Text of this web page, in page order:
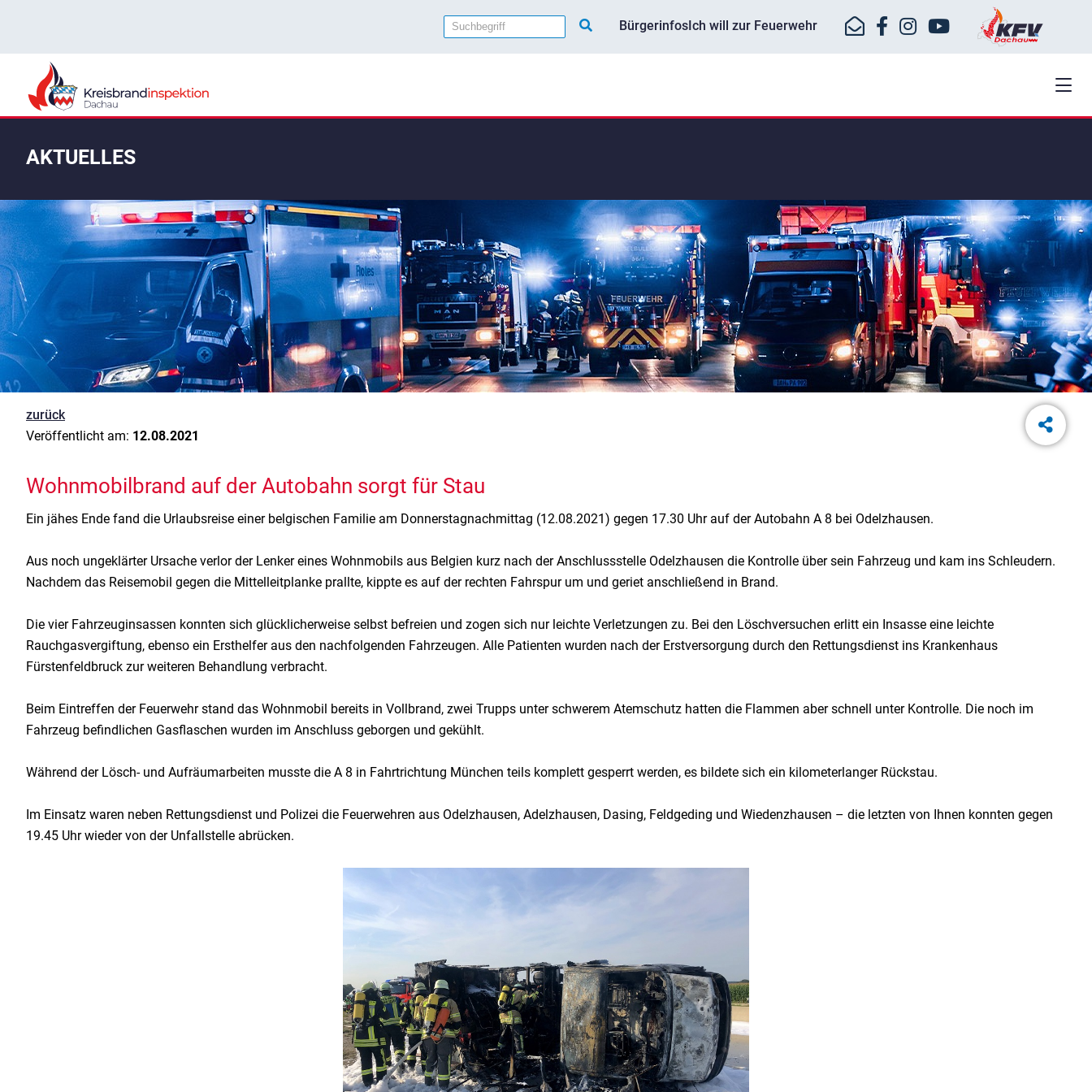
BürgerinfosIch will zur Feuerwehr
AKTUELLES
zurück
Veröffentlicht am: 12.08.2021
Wohnmobilbrand auf der Autobahn sorgt für Stau
Ein jähes Ende fand die Urlaubsreise einer belgischen Familie am Donnerstagnachmittag (12.08.2021) gegen 17.30 Uhr auf der Autobahn A 8 bei Odelzhausen.
Aus noch ungeklärter Ursache verlor der Lenker eines Wohnmobils aus Belgien kurz nach der Anschlussstelle Odelzhausen die Kontrolle über sein Fahrzeug und kam ins Schleudern.
Nachdem das Reisemobil gegen die Mittelleitplanke prallte, kippte es auf der rechten Fahrspur um und geriet anschließend in Brand.
Die vier Fahrzeuginsassen konnten sich glücklicherweise selbst befreien und zogen sich nur leichte Verletzungen zu. Bei den Löschversuchen erlitt ein Insasse eine leichte
Rauchgasvergiftung, ebenso ein Ersthelfer aus den nachfolgenden Fahrzeugen. Alle Patienten wurden nach der Erstversorgung durch den Rettungsdienst ins Krankenhaus
Fürstenfeldbruck zur weiteren Behandlung verbracht.
Beim Eintreffen der Feuerwehr stand das Wohnmobil bereits in Vollbrand, zwei Trupps unter schwerem Atemschutz hatten die Flammen aber schnell unter Kontrolle. Die noch im
Fahrzeug befindlichen Gasflaschen wurden im Anschluss geborgen und gekühlt.
Während der Lösch- und Aufräumarbeiten musste die A 8 in Fahrtrichtung München teils komplett gesperrt werden, es bildete sich ein kilometerlanger Rückstau.
Im Einsatz waren neben Rettungsdienst und Polizei die Feuerwehren aus Odelzhausen, Adelzhausen, Dasing, Feldgeding und Wiedenzhausen – die letzten von Ihnen konnten gegen
19.45 Uhr wieder von der Unfallstelle abrücken.